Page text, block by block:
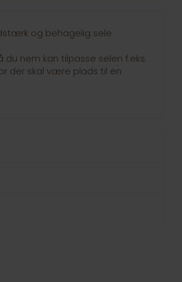
og behagelig sele
du nem kan tilpasse selen f.eks.
der skal være plads til en